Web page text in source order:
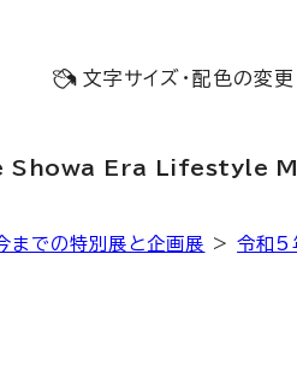
文字サイズ・配色の変更
Showa Era Lifestyle
までの特別展と企画展 >令和5